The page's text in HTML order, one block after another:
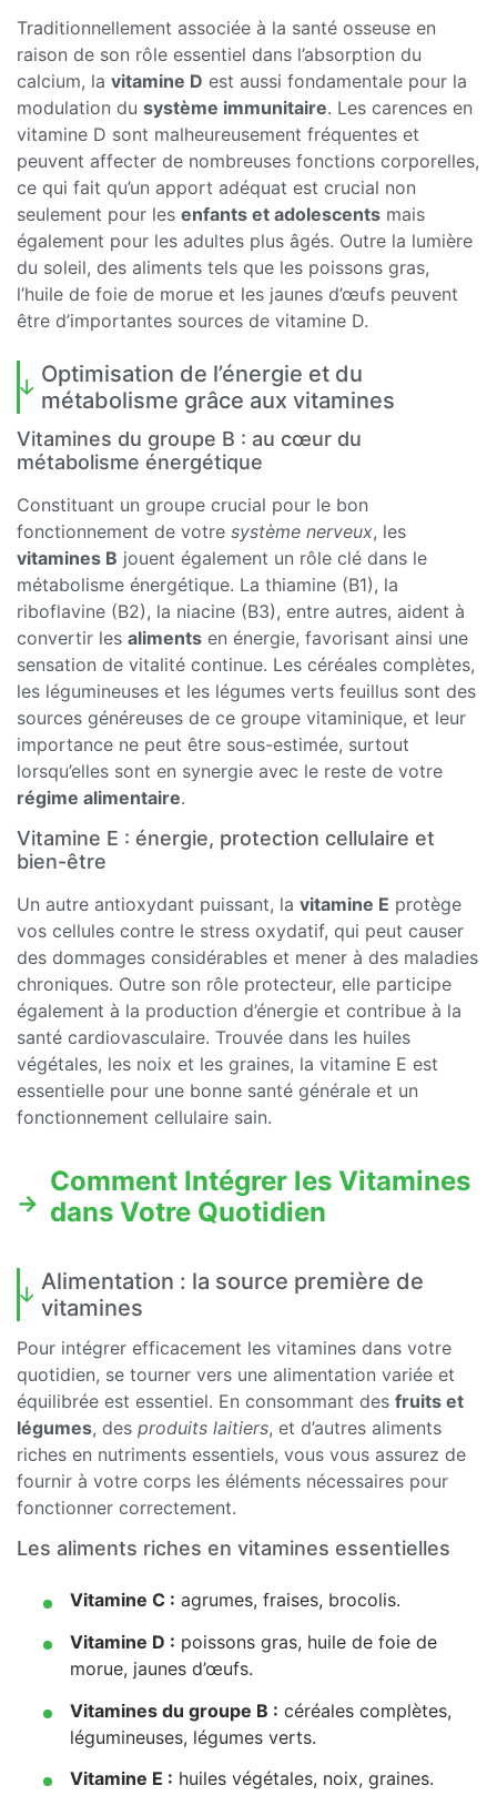
Traditionnellement associée à la santé osseuse en
raison de son rôle essentiel dans l’absorption du
calcium, la vitamine D est aussi fondamentale pour la
modulation du système immunitaire. Les carences en
vitamine D sont malheureusement fréquentes et
peuvent affecter de nombreuses fonctions corporelles,
ce qui fait qu’un apport adéquat est crucial non
seulement pour les enfants et adolescents mais
également pour les adultes plus âgés. Outre la lumière
du soleil, des aliments tels que les poissons gras,
l’huile de foie de morue et les jaunes d’œufs peuvent
être d’importantes sources de vitamine D.
Optimisation de l’énergie et du
métabolisme grâce aux vitamines
Vitamines du groupe B : au cœur du
métabolisme énergétique
Constituant un groupe crucial pour le bon
fonctionnement de votre système nerveux, les
vitamines B jouent également un rôle clé dans le
métabolisme énergétique. La thiamine (B1), la
riboflavine (B2), la niacine (B3), entre autres, aident à
convertir les aliments en énergie, favorisant ainsi une
sensation de vitalité continue. Les céréales complètes,
les légumineuses et les légumes verts feuillus sont des
sources généreuses de ce groupe vitaminique, et leur
importance ne peut être sous-estimée, surtout
lorsqu’elles sont en synergie avec le reste de votre
régime alimentaire.
Vitamine E : énergie, protection cellulaire et
bien-être
Un autre antioxydant puissant, la vitamine E protège
vos cellules contre le stress oxydatif, qui peut causer
des dommages considérables et mener à des maladies
chroniques. Outre son rôle protecteur, elle participe
également à la production d’énergie et contribue à la
santé cardiovasculaire. Trouvée dans les huiles
végétales, les noix et les graines, la vitamine E est
essentielle pour une bonne santé générale et un
fonctionnement cellulaire sain.
Comment Intégrer les Vitamines
dans Votre Quotidien
Alimentation : la source première de
vitamines
Pour intégrer efficacement les vitamines dans votre
quotidien, se tourner vers une alimentation variée et
équilibrée est essentiel. En consommant des fruits et
légumes, des produits laitiers, et d’autres aliments
riches en nutriments essentiels, vous vous assurez de
fournir à votre corps les éléments nécessaires pour
fonctionner correctement.
Les aliments riches en vitamines essentielles
Vitamine C : agrumes, fraises, brocolis.
Vitamine D : poissons gras, huile de foie de
morue, jaunes d’œufs.
Vitamines du groupe B : céréales complètes,
légumineuses, légumes verts.
Vitamine E : huiles végétales, noix, graines.